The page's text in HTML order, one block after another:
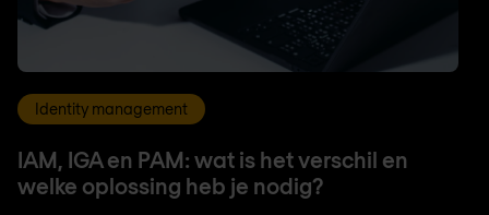
Identity management
IAM, IGA en PAM: wat is het verschil en
welke oplossing heb je nodig?